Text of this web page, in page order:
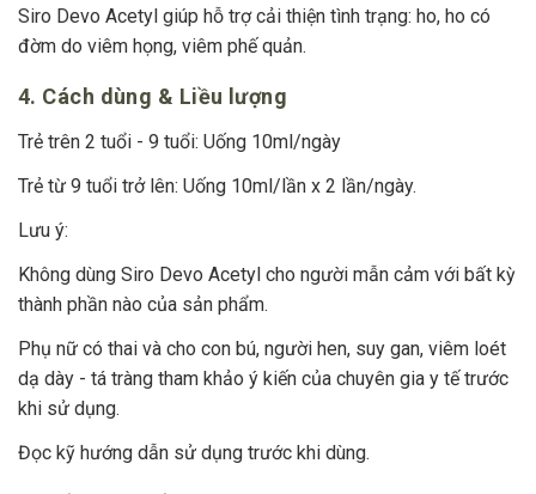
Siro Devo Acetyl giúp hỗ trợ cải thiện tình trạng: ho, ho có
đờm do viêm họng, viêm phế quản.
4. Cách dùng & Liều lượng
Trẻ trên 2 tuổi - 9 tuổi: Uống 10ml/ngày
Trẻ từ 9 tuổi trở lên: Uống 10ml/lần x 2 lần/ngày.
Lưu ý:
Không dùng Siro Devo Acetyl cho người mẫn cảm với bất kỳ
thành phần nào của sản phẩm.
Phụ nữ có thai và cho con bú, người hen, suy gan, viêm loét
dạ dày - tá tràng tham khảo ý kiến của chuyên gia y tế trước
khi sử dụng.
Đọc kỹ hướng dẫn sử dụng trước khi dùng.